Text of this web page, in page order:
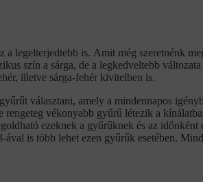
legelterjedtebb is. Amit még szeretnénk
szín a sárga, de a legkedveltebb
illetve sárga-fehér kivitelben is.
választani, amely a mindennapos
rengeteg vékonyabb gyűrű létezik a
ezeknek a gyűrűknek és az
is több lehet ezen gyűrűk esetében.